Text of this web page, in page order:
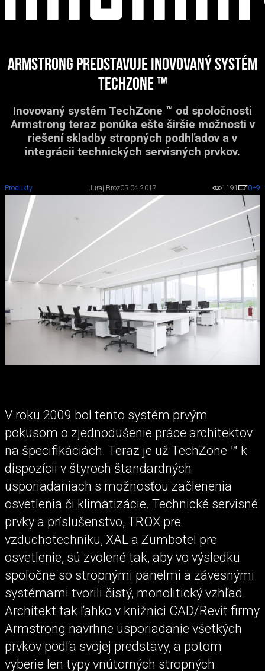
Armstrong predstavuje inovovaný systém
TechZone ™
Inovovaný systém TechZone ™ od spoločnosti
Armstrong teraz ponúka ešte širšie možnosti v
riešení skladby stropných podhľadov a v
integrácii technických servisných prvkov.
Produkty Juraj Broz05.04.2017 1191 0+9
V roku 2009 bol tento systém prvým
pokusom o zjednodušenie práce architektov
na špecifikáciách. Teraz je už TechZone ™ k
dispozícii v štyroch štandardných
usporiadaniach s možnosťou začlenenia
osvetlenia či klimatizácie. Technické servisné
prvky a príslušenstvo, TROX pre
vzduchotechniku, XAL a Zumbotel pre
osvetlenie, sú zvolené tak, aby vo výsledku
spoločne so stropnými panelmi a závesnými
systémami tvorili čistý, monolitický vzhľad.
Architekt tak ľahko v knižnici CAD/Revit firmy
Armstrong navrhne usporiadanie všetkých
prvkov podľa svojej predstavy, a potom
vyberie len typy vnútorných stropných